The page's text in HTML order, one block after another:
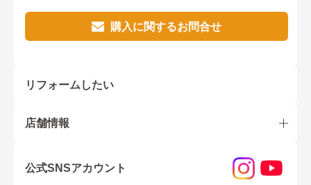
購入に関するお問合せ
リフォームしたい
店舗情報
公式SNSアカウント